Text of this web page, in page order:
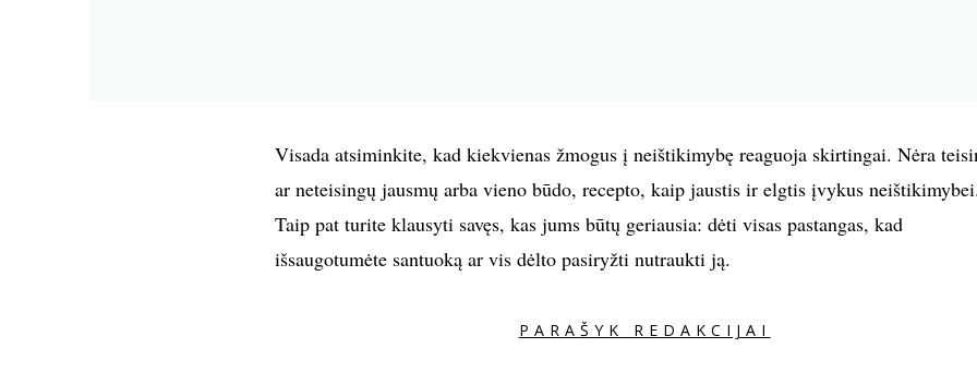
Visada atsiminkite, kad kiekvienas žmogus į neištikimybę reaguoja skirtingai. Nėra
ar neteisingų jausmų arba vieno būdo, recepto, kaip jaustis ir elgtis įvykus
Taip pat turite klausyti savęs, kas jums būtų geriausia: dėti visas pastangas, kad
išsaugotumėte santuoką ar vis dėlto pasiryžti nutraukti ją.
PARAŠYK REDAKCIJAI